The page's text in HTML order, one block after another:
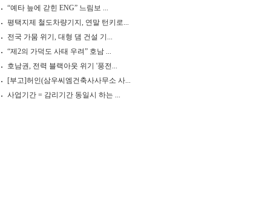
“예타 늪에 갇힌 ENG” 느림보 ...
평택지제 철도차량기지, 연말 턴키로...
전국 가뭄 위기, 대형 댐 건설 기...
“제2의 가덕도 사태 우려” 호남 ...
호남권, 전력 블랙아웃 위기 '풍전...
[부고]허인(삼우씨엠건축사사무소 사...
사업기간 = 감리기간 동일시 하는 ...